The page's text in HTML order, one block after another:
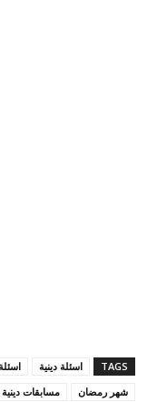
TAGS اسئلة دينية
شهر رمضان
مسابقات دينية